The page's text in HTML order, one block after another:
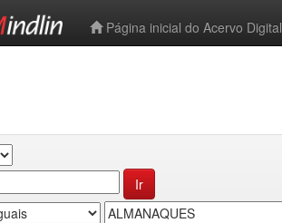
Página inicial do Acervo Digital